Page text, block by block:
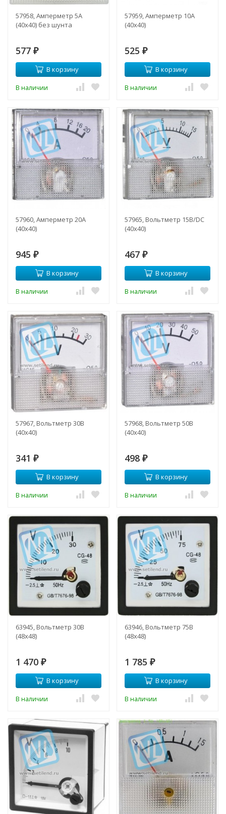
57958, Амперметр 5А
(40х40) без шунта
577 ₽
В корзину
В наличии
57959, Амперметр 10А
(40х40)
525 ₽
В корзину
В наличии
57960, Амперметр 20А
(40х40)
945 ₽
В корзину
В наличии
57965, Вольтметр 15В/DC
(40х40)
467 ₽
В корзину
В наличии
57967, Вольтметр 30В
(40х40)
341 ₽
В корзину
В наличии
57968, Вольтметр 50В
(40х40)
498 ₽
В корзину
В наличии
63945, Вольтметр 30В
(48х48)
1 470 ₽
В корзину
В наличии
63946, Вольтметр 75В
(48х48)
1 785 ₽
В корзину
В наличии